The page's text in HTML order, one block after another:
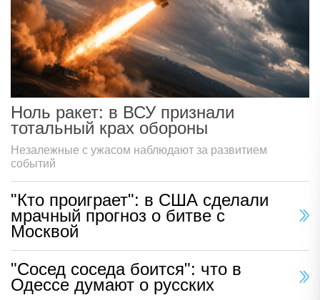
Ноль ракет: в ВСУ признали
тотальный крах обороны
Незалежные с ужасом наблюдают за развитием
событий
"Кто проиграет": в США сделали
мрачный прогноз о битве с
Москвой
"Сосед соседа боится": что в
Одессе думают о русских